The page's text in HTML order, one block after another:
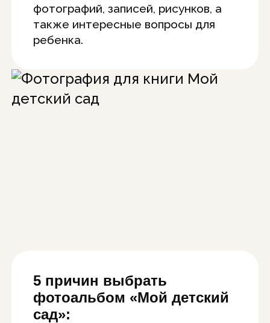
фотографий, записей, рисунков, а
также интересные вопросы для
ребенка.
5 причин выбрать
фотоальбом «Мой детский
сад»: